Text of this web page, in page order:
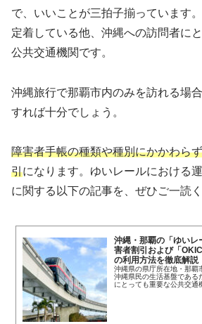
で、いいことが三拍子揃っています
定着している他、沖縄への訪問者に
公共交通機関です。
沖縄旅行で那覇市内のみを訪れる場
すれば十分でしょう。
障害者手帳の種類や種別にかかわら
引になります。ゆいレールにおける
に関する以下の記事を、ぜひご一読く
沖縄・那覇の「ゆいレ
害者割引および「
の利用方法を徹底解説
沖縄県の県庁所在地・那覇
沖縄県民の生活基盤である
にとっても重要な公共交通